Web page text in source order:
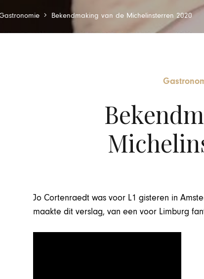
Bekendmaking van de Michelinsterren 2020
Jo Cortenraedt was voor L1 gisteren in
maakte dit verslag, van een voor Limburg